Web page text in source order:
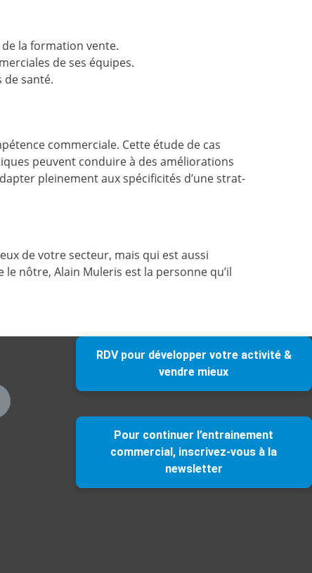
la formation vente.
de ses équipes.
de santé.
commerciale. Cette étude de cas
peuvent conduire à des améliorations
pleinement aux spécificités d’une strat-
de votre secteur, mais qui est aussi
nôtre, Alain Muleris est la personne qu’il
RDV pour développer votre activité &
vendre mieux
Pour continuer l’entrainement
commercial, inscrivez-vous à la
newsletter